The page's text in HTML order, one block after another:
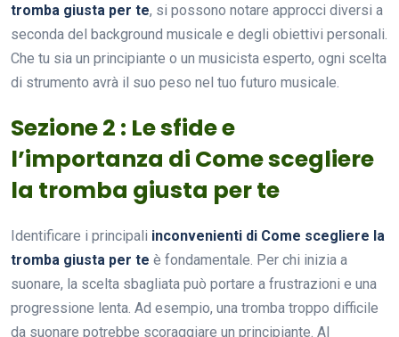
tromba giusta per te, si possono notare approcci diversi a
seconda del background musicale e degli obiettivi personali.
Che tu sia un principiante o un musicista esperto, ogni scelta
di strumento avrà il suo peso nel tuo futuro musicale.
Sezione 2 : Le sfide e
l’importanza di Come scegliere
la tromba giusta per te
Identificare i principali inconvenienti di Come scegliere la
tromba giusta per te è fondamentale. Per chi inizia a
suonare, la scelta sbagliata può portare a frustrazioni e una
progressione lenta. Ad esempio, una tromba troppo difficile
da suonare potrebbe scoraggiare un principiante. Al